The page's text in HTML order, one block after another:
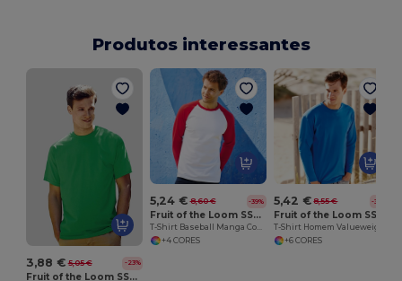
Produtos interessantes
3,88 € 5,05 € -23%
Fruit of the Loom SS030
5,24 € 8,60 € -39%
Fruit of the Loom SS028
T-Shirt Baseball Manga Comprida
+4 CORES
5,42 € 8,55 € -37%
+6 CORES